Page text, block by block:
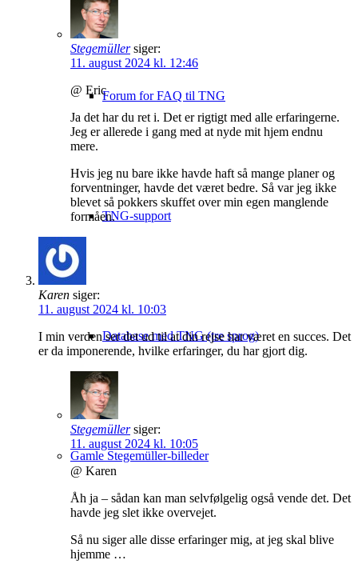
Forum for FAQ til TNG
TNG-support
Database med TNG (tre sprog)
Gamle Stegemüller-billeder
Stegemüller siger:
11. august 2024 kl. 12:46
@ Eric
Ja det har du ret i. Det er rigtigt med alle erfaringerne.
Jeg er allerede i gang med at nyde mit hjem endnu
mere.
Hvis jeg nu bare ikke havde haft så mange planer og
forventninger, havde det været bedre. Så var jeg ikke
blevet så pokkers skuffet over min egen manglende
formåen.
Karen siger:
11. august 2024 kl. 10:03
I min verden ser det ud til at din rejse har været en succes. Det
er da imponerende, hvilke erfaringer, du har gjort dig.
Stegemüller siger:
11. august 2024 kl. 10:05
@ Karen
Åh ja – sådan kan man selvfølgelig også vende det. Det
havde jeg slet ikke overvejet.
Så nu siger alle disse erfaringer mig, at jeg skal blive
hjemme …